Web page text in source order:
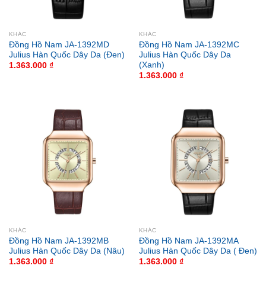
KHÁC
Đồng Hồ Nam JA-1392MD
Julius Hàn Quốc Dây Da (Đen)
1.363.000 ₫
KHÁC
Đồng Hồ Nam JA-1392MC
Julius Hàn Quốc Dây Da
(Xanh)
1.363.000 ₫
KHÁC
Đồng Hồ Nam JA-1392MB
Julius Hàn Quốc Dây Da (Nâu)
1.363.000 ₫
KHÁC
Đồng Hồ Nam JA-1392MA
Julius Hàn Quốc Dây Da ( Đen)
1.363.000 ₫